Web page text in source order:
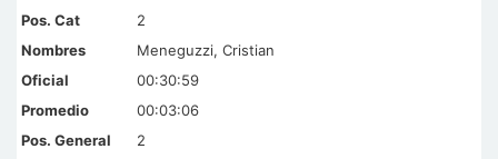
2
Meneguzzi, Cristian
00:30:59
00:03:06
2